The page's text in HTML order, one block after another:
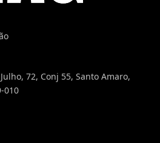
72, Conj 55, Santo Amaro,
010